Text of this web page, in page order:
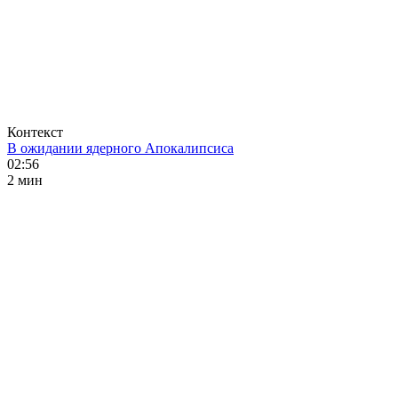
Контекст
В ожидании ядерного Апокалипсиса
02:56
2 мин